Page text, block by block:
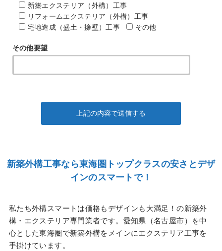
新築エクステリア（外構）工事
リフォームエクステリア（外構）工事
宅地造成（盛土・擁壁）工事
その他
その他要望
新築外構工事なら東海圏トップクラスの安さとデザ
インのスマートで！
私たち外構スマートは価格もデザインも大満足！の新築外
構・エクステリア専門業者です。愛知県（名古屋市）を中
心とした東海圏で新築外構をメインにエクステリア工事を
手掛けています。